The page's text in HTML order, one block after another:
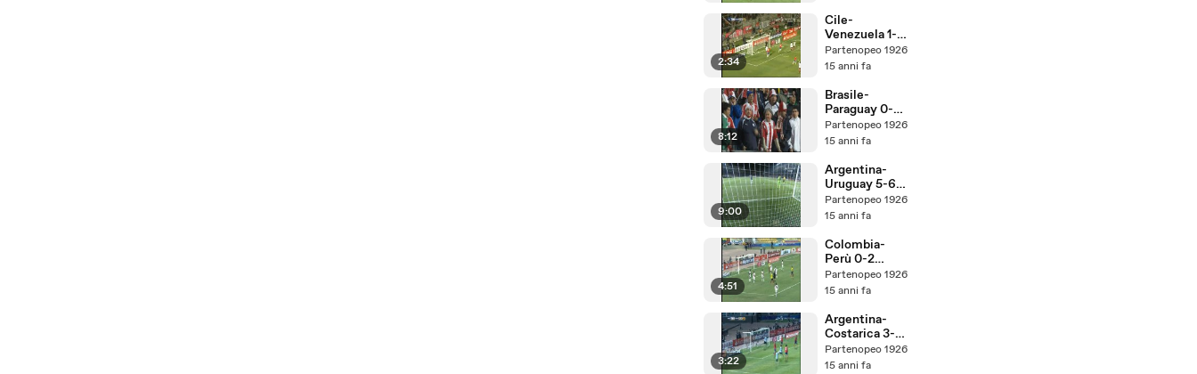
Posto
Highlights
Ampia Sintesi
Sky HD
2:34
Cile-
Venezuela 1-2
Coppa
America
Highlights
Ampia Sintesi
Sky HD
Partenopeo 1926
15 anni fa
8:12
Brasile-
Paraguay 0-2
Calci Di
Rigore Coppa
Quarti
Highlights
Ampia Sintesi
Sky HD
Partenopeo 1926
15 anni fa
9:00
Argentina-
Uruguay 5-6
Calci Di
Rigore Coppa
Quarti
Highlights
Ampia Sintesi
Sky HD
Partenopeo 1926
15 anni fa
4:51
Colombia-
Perù 0-2
Coppa
America
Highlights
Ampia Sintesi
Sky HD
Partenopeo 1926
15 anni fa
3:22
Argentina-
Costarica 3-0
Highlights
Ampia Sintesi
Partenopeo 1926
15 anni fa